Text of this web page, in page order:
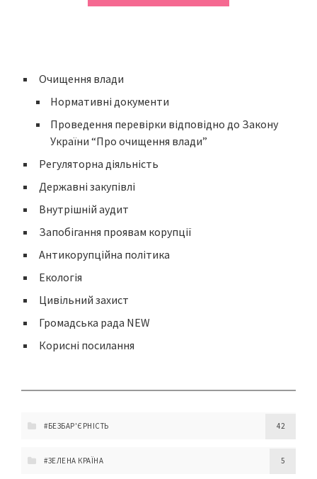
Очищення влади
Нормативні документи
Проведення перевірки відповідно до Закону
України “Про очищення влади”
Регуляторна діяльність
Державні закупівлі
Внутрішній аудит
Запобігання проявам корупції
Антикорупційна політика
Екологія
Цивільний захист
Громадська рада NEW
Корисні посилання
#БЕЗБАР'ЄРНІСТЬ 42
#ЗЕЛЕНА КРАЇНА 5